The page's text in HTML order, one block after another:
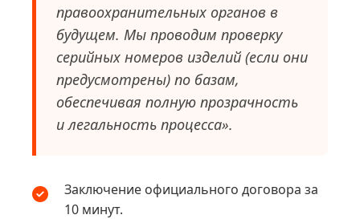
правоохранительных органов в
будущем. Мы проводим проверку
серийных номеров изделий (если они
предусмотрены) по базам,
обеспечивая полную прозрачность
и легальность процесса».
Заключение официального договора за
10 минут.